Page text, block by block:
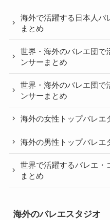
海外で活躍する日本人バ
まとめ
世界・海外のバレエ団で
ンサーまとめ
世界・海外のバレエ団で
ンサーまとめ
海外の女性トップバレエ
海外の男性トップバレエ
世界で活躍するバレエ・
まとめ
海外のバレエスタジオ